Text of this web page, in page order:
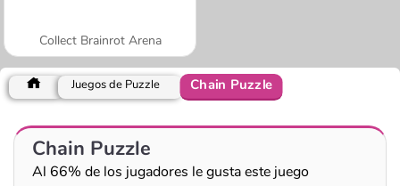
Collect Brainrot Arena
Juegos de Puzzle Chain Puzzle
Chain Puzzle
Al 66% de los jugadores le gusta este juego